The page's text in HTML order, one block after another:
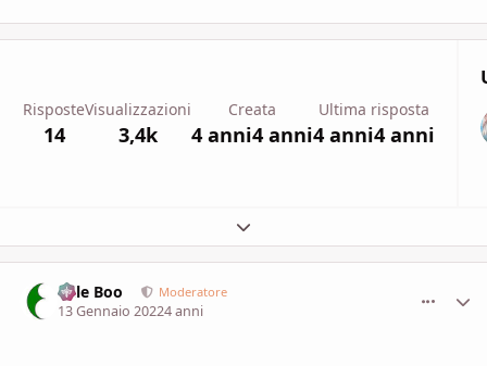
Risposte
14
Visualizzazioni
3,4k
Creata
4 anni4 anni
Ultima risposta
4 anni4 anni
Espandi panoramica del topic
Bille Boo Moderatore
13 Gennaio 20224 anni